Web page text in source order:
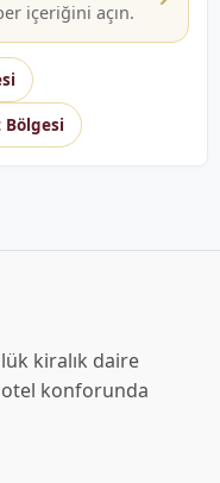
içeriğini açın.
kiralık daire
otel konforunda